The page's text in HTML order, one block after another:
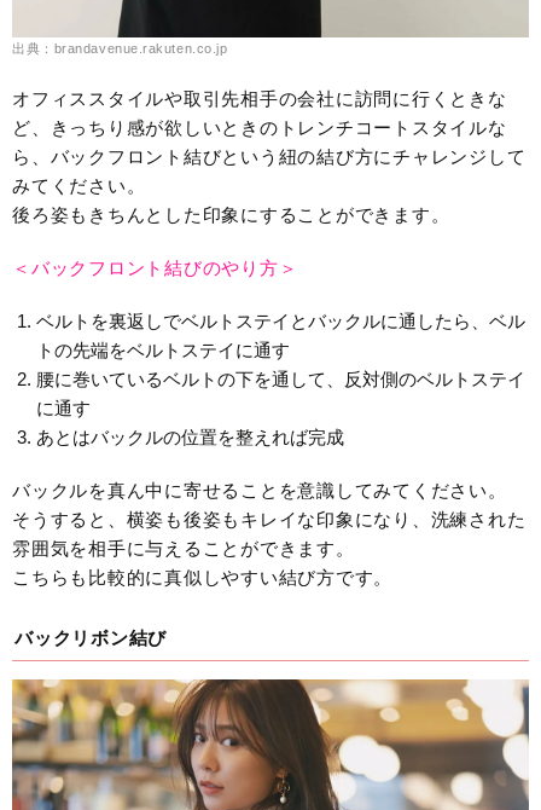
出典：brandavenue.rakuten.co.jp
オフィススタイルや取引先相手の会社に訪問に行くときな
ど、きっちり感が欲しいときのトレンチコートスタイルな
ら、バックフロント結びという紐の結び方にチャレンジして
みてください。
後ろ姿もきちんとした印象にすることができます。
＜バックフロント結びのやり方＞
ベルトを裏返しでベルトステイとバックルに通したら、ベル
トの先端をベルトステイに通す
腰に巻いているベルトの下を通して、反対側のベルトステイ
に通す
あとはバックルの位置を整えれば完成
バックルを真ん中に寄せることを意識してみてください。
そうすると、横姿も後姿もキレイな印象になり、洗練された
雰囲気を相手に与えることができます。
こちらも比較的に真似しやすい結び方です。
バックリボン結び